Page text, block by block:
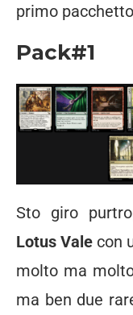
primo
Pack#1
Sto giro
Lotus Vale con
molto ma
ma ben due